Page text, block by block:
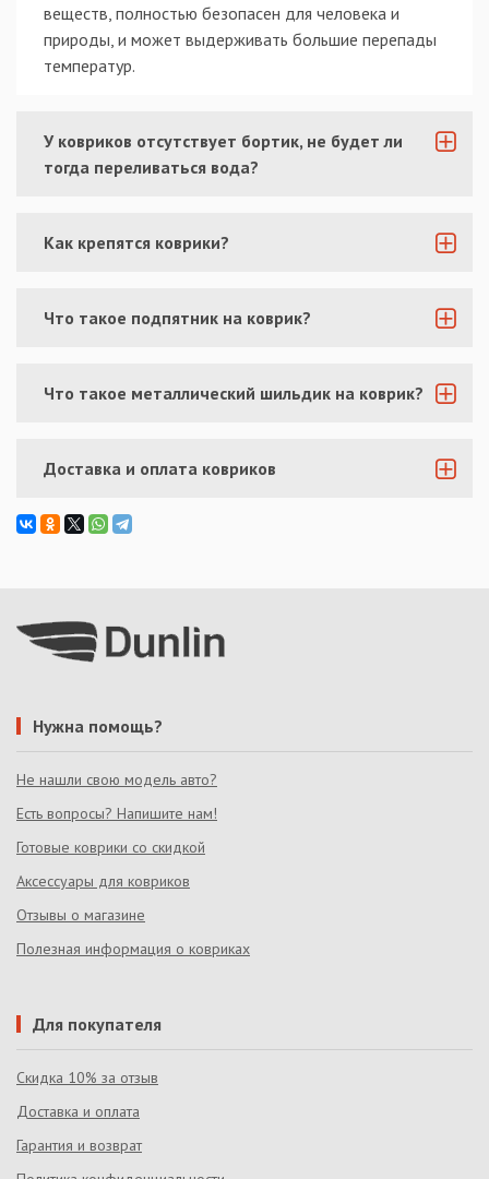
веществ, полностью безопасен для человека и
природы, и может выдерживать большие перепады
температур.
У ковриков отсутствует бортик, не будет ли
тогда переливаться вода?
Как крепятся коврики?
Что такое подпятник на коврик?
Что такое металлический шильдик на коврик?
Доставка и оплата ковриков
Нужна помощь?
Не нашли свою модель авто?
Есть вопросы? Напишите нам!
Готовые коврики со скидкой
Аксессуары для ковриков
Отзывы о магазине
Полезная информация о ковриках
Для покупателя
Скидка 10% за отзыв
Доставка и оплата
Гарантия и возврат